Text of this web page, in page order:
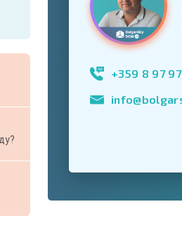
* Поля обязательные для
Свернуть форму
+359 8 97